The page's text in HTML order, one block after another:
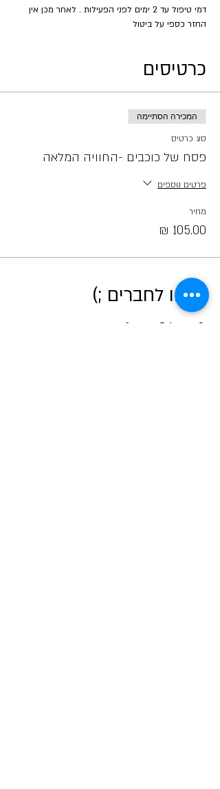
דמי טיפול עד 2 ימים לפני הפעילות . לאחר מכן אין
החזר כספי על ביטול
כרטיסים
המכירה הסתיימה
סוג כרטיס
פסח של כוכבים -החוויה המלאה
פרטים נוספים
מחיר
קראו לחברים ;)